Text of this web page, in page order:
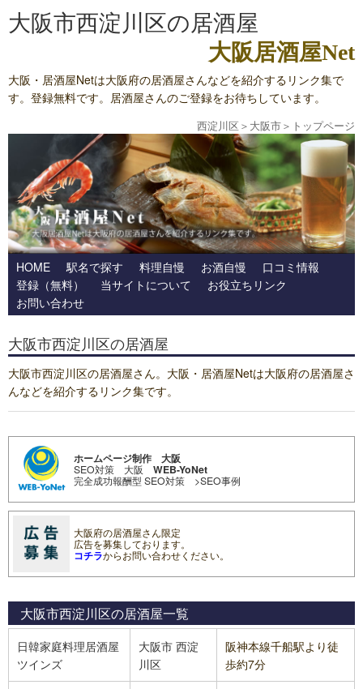
大阪市西淀川区の居酒屋
大阪居酒屋Net
大阪・居酒屋Netは大阪府の居酒屋さんなどを紹介するリンク集で
す。登録無料です。居酒屋さんのご登録をお待ちしています。
西淀川区 ＞ 大阪市＞ トップページ
HOME 駅名で探す 料理自慢 お酒自慢
口コミ情報
登録（無料）
当サイトについて
お役立ちリンク
お問い合わせ
大阪市西淀川区の居酒屋
大阪市西淀川区の居酒屋さん。大阪・居酒屋Netは大阪府の居酒屋さ
んなどを紹介するリンク集です。
ホームページ制作 大阪
SEO対策 大阪 WEB-YoNet
完全成功報酬型 SEO対策 >SEO事例
大阪府の居酒屋さん限定
広告を募集しております。
コチラからお問い合わせください。
大阪市西淀川区の居酒屋一覧
日韓家庭料理居酒屋
ツインズ
大阪市 西淀
川区
阪神本線千船駅より徒
歩約7分